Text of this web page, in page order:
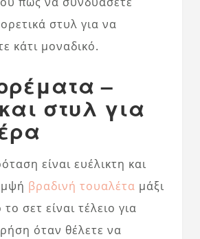
στυλ για να
κάτι μοναδικό.
–
στυλ για
είναι ευέλικτη και
βραδινή τουαλέτα μάξι
σετ είναι τέλειο για
όταν θέλετε να